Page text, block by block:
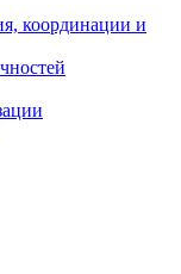
координации и